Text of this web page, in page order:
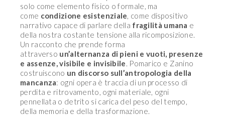
solo come elemento fisico o formale, ma
come condizione esistenziale, come dispositivo
narrativo capace di parlare della fragilità umana e
della nostra costante tensione alla ricomposizione.
Un racconto che prende forma
attraverso un’alternanza di pieni e vuoti, presenze
e assenze, visibile e invisibile. Pomarico e Zanino
costruiscono un discorso sull’antropologia della
mancanza: ogni opera è traccia di un processo di
perdita e ritrovamento, ogni materiale, ogni
pennellata o detrito si carica del peso del tempo,
della memoria e della trasformazione.